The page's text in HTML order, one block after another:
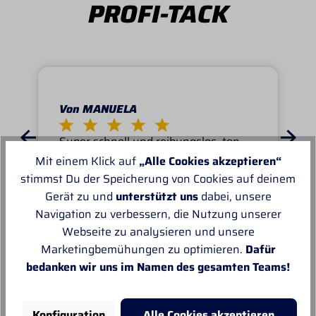
PROFI-TACK
Von MANUELA
Super schnell und reibungslos, top
Ware.sehr zu empfehlen, top!
Unsere Empfehlungen
Mit einem Klick auf „Alle Cookies akzeptieren“
stimmst Du der Speicherung von Cookies auf deinem
Gerät zu und unterstützt unsdabei, unsere
Navigation zu verbessern, die Nutzung unserer
Webseite zu analysieren und unsere
Marketingbemühungen zu optimieren. Dafür
bedanken wir uns im Namen des gesamten Teams!